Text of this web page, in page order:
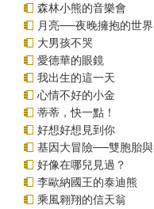
森林小熊的音樂會
月亮──夜晚擁抱的世界
大男孩不哭
愛德華的眼鏡
我出生的這一天
心情不好的小金
蒂蒂，快一點！
好想好想見到你
基因大冒險──雙胞胎
好像在哪兒見過？
李歐納國王的泰迪熊
乘風翱翔的信天翁